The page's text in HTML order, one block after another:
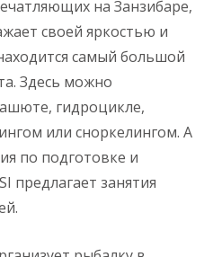
на Занзибаре,
своей яркостью и
самый большой
Здесь можно
гидроцикле,
или сноркелингом. А
по подготовке и
предлагает занятия